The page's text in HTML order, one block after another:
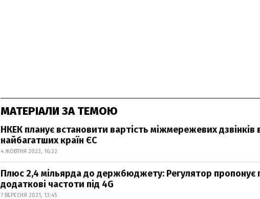
МАТЕРІАЛИ ЗА ТЕМОЮ
НКЕК планує встановити вартість міжмережевих дзвінків
найбагатших країн ЄС
4 ЖОВТНЯ 2023, 16:22
Плюс 2,4 мільярда до держбюджету: Регулятор пропонує
додаткові частоти під 4G
7 ВЕРЕСНЯ 2021, 13:45